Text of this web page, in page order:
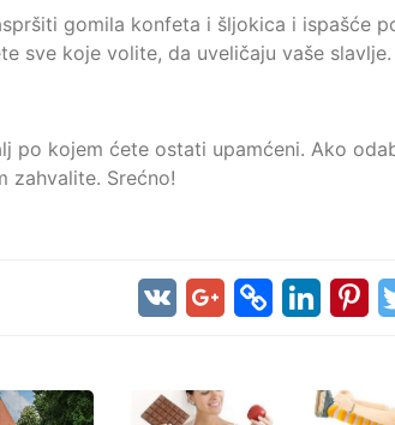
gomila konfeta i šljokica i ispašće
sve koje volite, da uveličaju vaše slavlje.
po kojem ćete ostati upamćeni. Ako
zahvalite. Srećno!